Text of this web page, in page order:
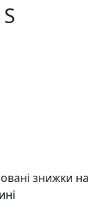
знижки на